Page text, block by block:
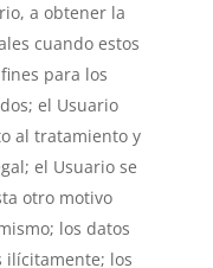
a obtener la
cuando estos
para los
el Usuario
al tratamiento y
el Usuario se
otro motivo
los datos
ilícitamente; los